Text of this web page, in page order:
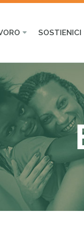
SOSTIENICI